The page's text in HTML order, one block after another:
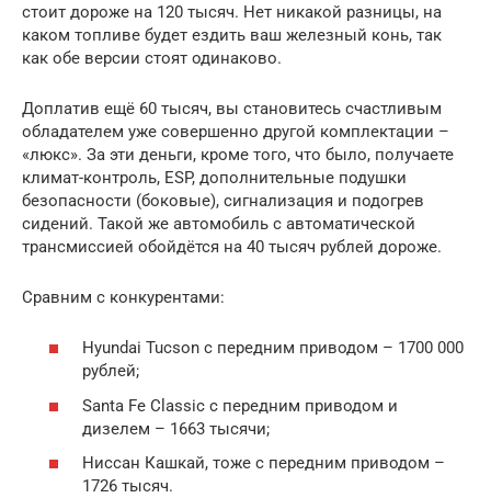
стоит дороже на 120 тысяч. Нет никакой разницы, на
каком топливе будет ездить ваш железный конь, так
как обе версии стоят одинаково.
Доплатив ещё 60 тысяч, вы становитесь счастливым
обладателем уже совершенно другой комплектации –
«люкс». За эти деньги, кроме того, что было, получаете
климат-контроль, ESP, дополнительные подушки
безопасности (боковые), сигнализация и подогрев
сидений. Такой же автомобиль с автоматической
трансмиссией обойдётся на 40 тысяч рублей дороже.
Сравним с конкурентами:
Hyundai Tucson с передним приводом – 1700 000
рублей;
Santa Fe Classic c передним приводом и
дизелем – 1663 тысячи;
Ниссан Кашкай, тоже с передним приводом –
1726 тысяч.